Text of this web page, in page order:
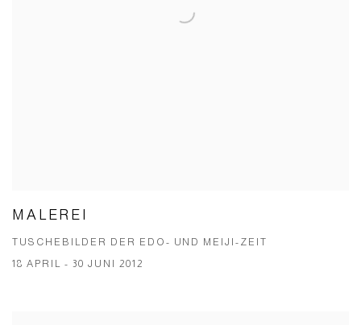
MALEREI
TUSCHEBILDER DER EDO- UND MEIJI-ZEIT
18 APRIL - 30 JUNI 2012